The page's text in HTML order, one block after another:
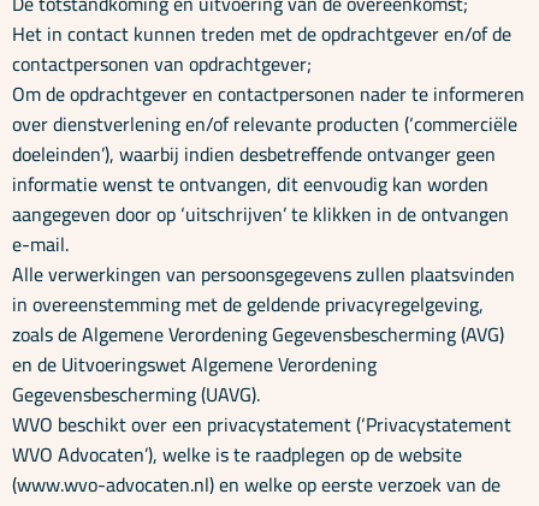
Het in contact kunnen treden met de opdrachtgever en/of de
contactpersonen van opdrachtgever;
Om de opdrachtgever en contactpersonen nader te informeren
over dienstverlening en/of relevante producten (‘commerciële
doeleinden’), waarbij indien desbetreffende ontvanger geen
informatie wenst te ontvangen, dit eenvoudig kan worden
aangegeven door op ‘uitschrijven’ te klikken in de ontvangen
e-mail.
Alle verwerkingen van persoonsgegevens zullen plaatsvinden
in overeenstemming met de geldende privacyregelgeving,
zoals de Algemene Verordening Gegevensbescherming (AVG)
en de Uitvoeringswet Algemene Verordening
Gegevensbescherming (UAVG).
WVO beschikt over een privacystatement (‘Privacystatement
WVO Advocaten’), welke is te raadplegen op de website
(www.wvo-advocaten.nl) en welke op eerste verzoek van de